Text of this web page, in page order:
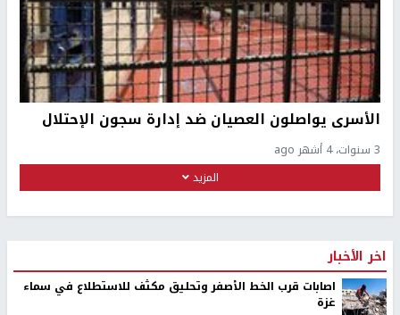
الأسرى يواصلون العصيان ضد إدارة سجون الإحتلال
3 سنوات، 4 أشهر ago
المزيد
اخر الأخبار
اصابات قرب الخط الأصفر وتحليق مكثف للاستطلاع في سماء
غزة